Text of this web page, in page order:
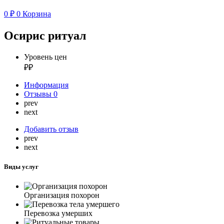
0 ₽ 0 Корзина
Осирис ритуал
Уровень цен
₽₽
Информация
Отзывы 0
prev
next
Добавить отзыв
prev
next
Виды услуг
Организация похорон
Перевозка умерших